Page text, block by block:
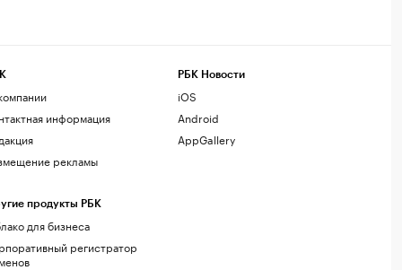
информация
рекламы
продукты РБК
для бизнеса
регистратор
РБК Новости
iOS
Android
AppGallery